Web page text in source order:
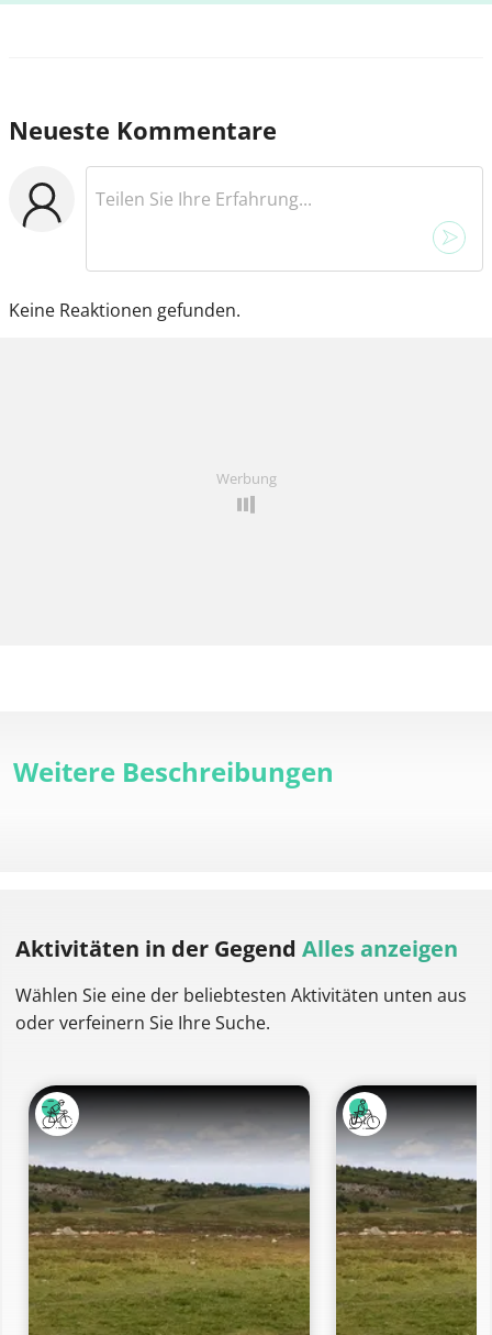
Neueste Kommentare
Keine Reaktionen gefunden.
Werbung
Weitere Beschreibungen
Aktivitäten in der Gegend Alles anzeigen
Wählen Sie eine der beliebtesten Aktivitäten unten aus
oder verfeinern Sie Ihre Suche.